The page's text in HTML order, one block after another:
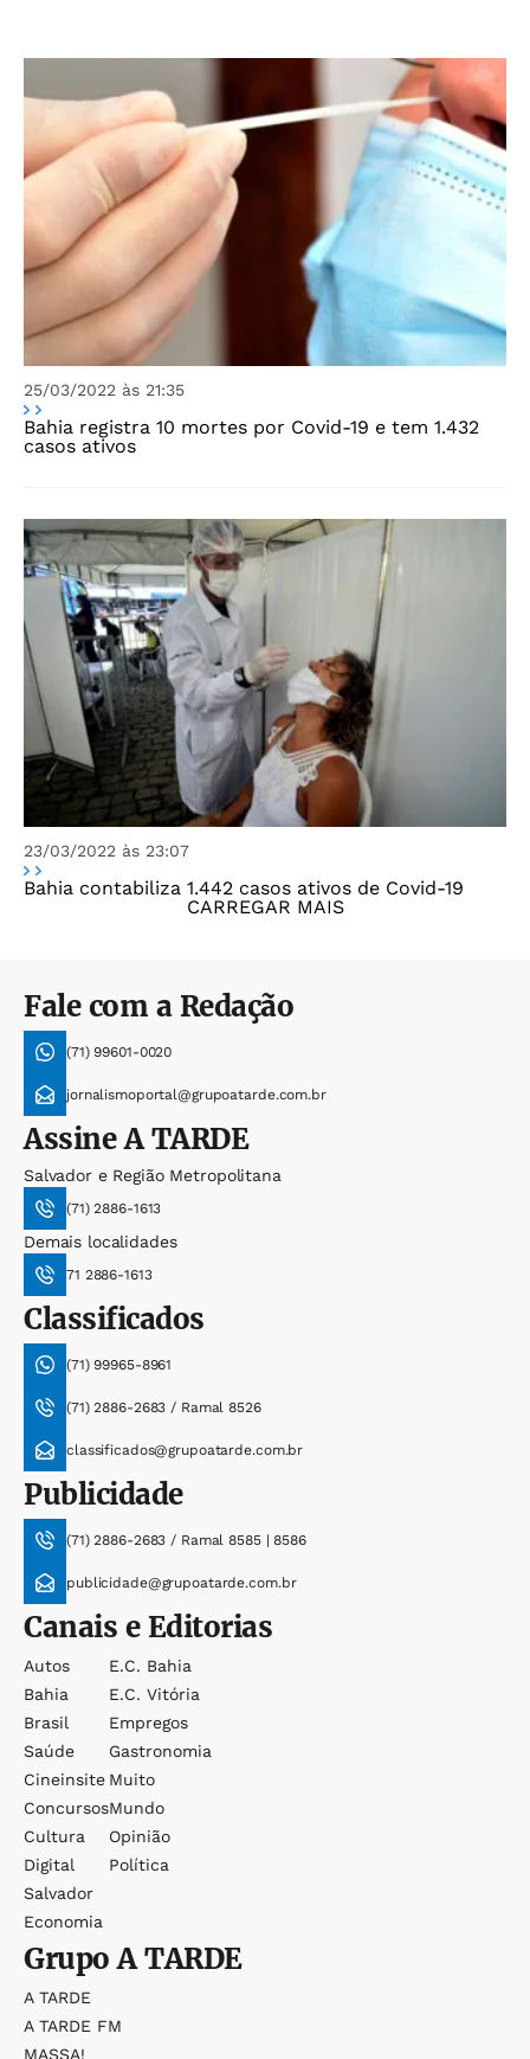
25/03/2022 às 21:35
Bahia registra 10 mortes por Covid-19 e tem 1.432
casos ativos
23/03/2022 às 23:07
Bahia contabiliza 1.442 casos ativos de Covid-19
CARREGAR MAIS
Fale com a Redação
(71) 99601-0020
jornalismoportal@grupoatarde.com.br
AssineA TARDE
Salvador e Região Metropolitana
(71) 2886-1613
Demais localidades
71 2886-1613
Classificados
(71) 99965-8961
(71) 2886-2683 / Ramal 8526
classificados@grupoatarde.com.br
Publicidade
(71) 2886-2683 / Ramal 8585 | 8586
publicidade@grupoatarde.com.br
Canais e Editorias
Autos
Bahia
Brasil
Saúde
Cineinsite
Concursos
Cultura
Digital
Salvador
Economia
E.c. Bahia
E.c. Vitória
Empregos
Gastronomia
Muito
Mundo
Opinião
Política
GrupoA TARDE
A TARDE
A TARDE FM
MASSA!